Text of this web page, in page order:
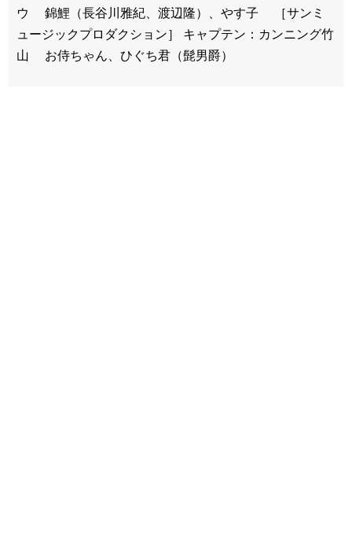
ウ 錦鯉（長谷川雅紀、渡辺隆）、やす子 ［サンミ
ュージックプロダクション］ キャプテン：カンニング竹
山 お侍ちゃん、ひぐち君（髭男爵）